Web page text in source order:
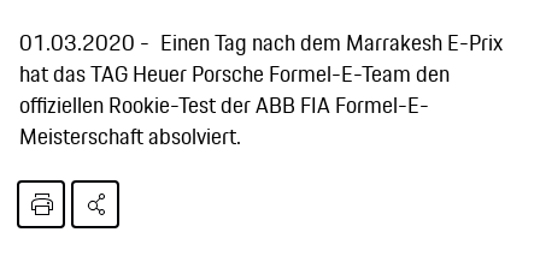
01.03.2020
Einen Tag nach dem Marrakesh E-Prix
hat das TAG Heuer Porsche Formel-E-Team den
offiziellen Rookie-Test der ABB FIA Formel-E-
Meisterschaft absolviert.